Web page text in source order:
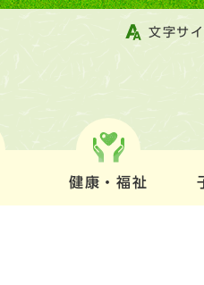
文字サ
健康・福祉